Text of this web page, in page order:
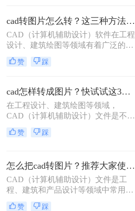
本文将为您介绍几种常用的CAD转图
片的方法
cad转图片怎么转？这三种方法用起来！
CAD（计算机辅助设计）软件在工程
设计、建筑绘图等领域有着广泛的应
用。然而，有时我们需要将CAD图纸
转换为图片格式以便于分享、打印或
转呢？本文将介绍几种CAD转图片的
常用方法，帮助你轻松完成转换任
务。
赞 踩
cad怎样转成图片？快试试这3个方法！一学就会！
在工程设计、建筑绘图等领域，
CAD（计算机辅助设计）文件是不可
或缺的。然而，有时我们需要将CAD
文件转换为图片格式，以便于分享、
本文将详细介绍几种将CAD文件转换
为图片的方法。
赞 踩
怎么把cad转图片？推荐大家使用这三种方法！
CAD（计算机辅助设计）文件是工
程、建筑和产品设计等领域中常用的
文件格式，但有时候我们可能需要将
赞 踩